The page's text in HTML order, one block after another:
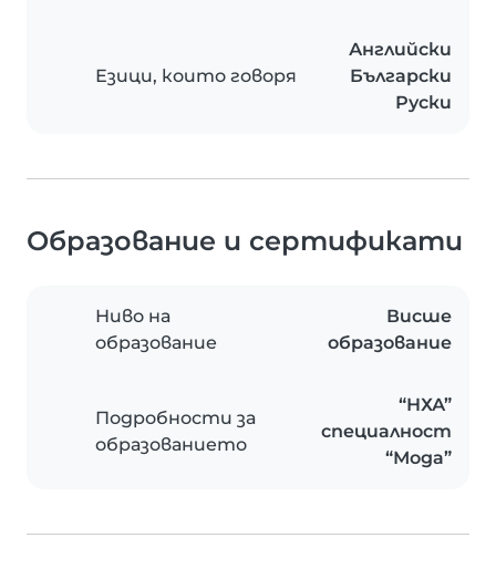
Езици, които говоря
Английски
Български
Руски
Образование и сертификати
Ниво на
образование
Висше
образование
Подробности за
образованието
“НХА”
специалност
“Мода”